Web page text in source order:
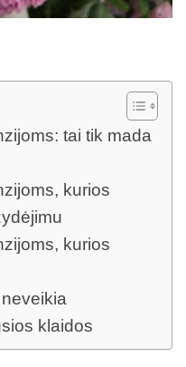
tai tik mada
kurios
kurios
klaidos